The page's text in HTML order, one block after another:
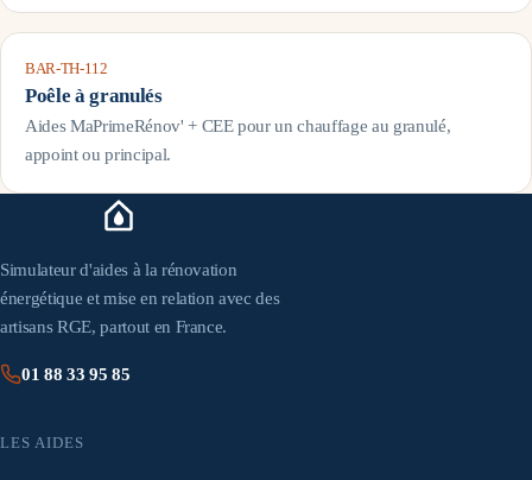
BAR-TH-112
Poêle à granulés
Aides MaPrimeRénov' + CEE pour un chauffage au granulé,
appoint ou principal.
Simulateur d'aides à la rénovation
énergétique et mise en relation avec des
artisans RGE, partout en France.
01 88 33 95 85
LES AIDES